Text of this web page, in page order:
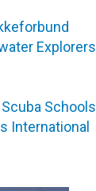
Explorers
Schools
International